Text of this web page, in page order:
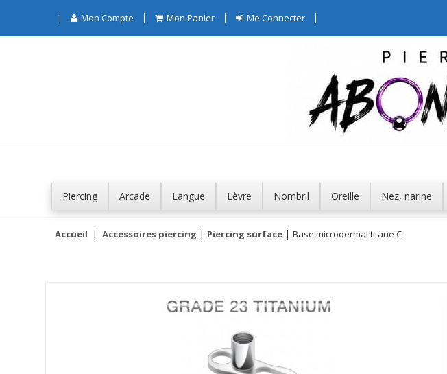
Mon Compte Mon Panier Me Connecter
Piercing Arcade Langue Lèvre Nombril Oreille Nez, narine
Accueil Accessoires piercing Piercing surface Base microdermal titane C